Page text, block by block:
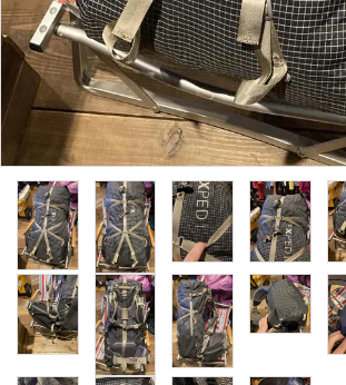
ACCOUNT MENU
ようこそ ゲスト 様
meeting_room ログイン person 新規会員登録